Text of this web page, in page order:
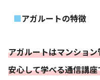
アガルートの特徴
アガルートはマンショ
安心して学べる通信講